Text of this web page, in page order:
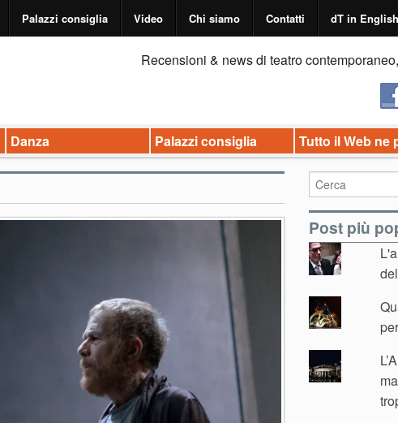
Palazzi consiglia Video Chi siamo Contatti dT in English
Recensioni & news di teatro
Danza Palazzi consiglia Tutto il Web ne
Post più